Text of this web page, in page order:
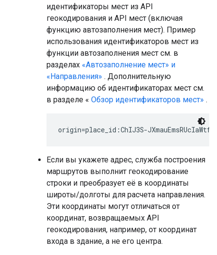
идентификаторы мест из API
геокодирования и API мест (включая
функцию автозаполнения мест). Пример
использования идентификаторов мест из
функции автозаполнения мест см. в
разделах «Автозаполнение мест» и
«Направления» . Дополнительную
информацию об идентификаторах мест см.
в разделе « Обзор идентификаторов мест» .
Если вы укажете адрес, служба построения
маршрутов выполнит геокодирование
строки и преобразует её в координаты
широты/долготы для расчета направления.
Эти координаты могут отличаться от
координат, возвращаемых API
геокодирования, например, от координат
входа в здание, а не его центра.